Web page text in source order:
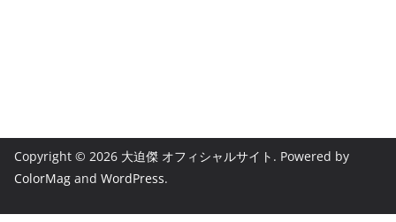
Copyright © 2026 大迫傑 オフィシャルサイト . Powered by
ColorMag and WordPress.